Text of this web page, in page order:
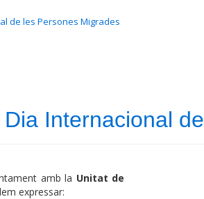
de les Persones Migrades
Internacional
amb la Unitat de
expressar: